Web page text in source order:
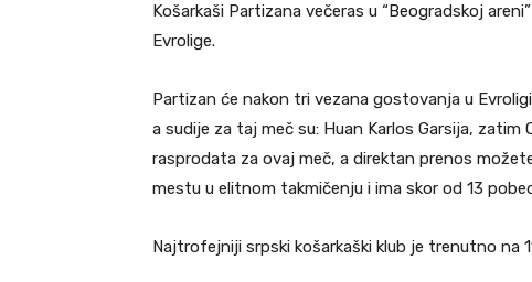
Košarkaši Partizana večeras u “Beogradskoj
Evrolige.
Partizan će nakon tri vezana gostovanja u
a sudije za taj meč su: Huan Karlos Garsija, zatim
rasprodata za ovaj meč, a direktan prenos
mestu u elitnom takmičenju i ima skor od 13
Najtrofejniji srpski košarkaški klub je trenutno na